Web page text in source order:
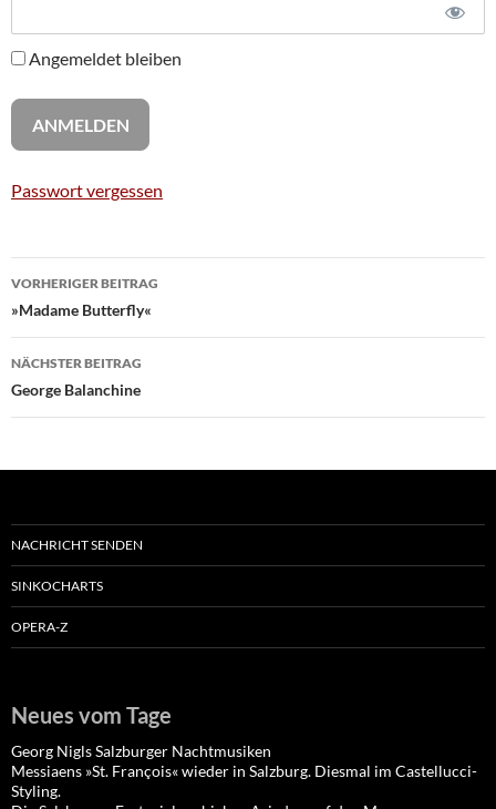
Angemeldet bleiben
Passwort vergessen
Beitragsnavigation
VORHERIGER BEITRAG
»Madame Butterfly«
NÄCHSTER BEITRAG
George Balanchine
NACHRICHT SENDEN
SINKOCHARTS
OPERA-Z
Neues vom Tage
Georg Nigls Salzburger Nachtmusiken
Messiaens »St. François« wieder in Salzburg. Diesmal im Castellucci-
Styling.